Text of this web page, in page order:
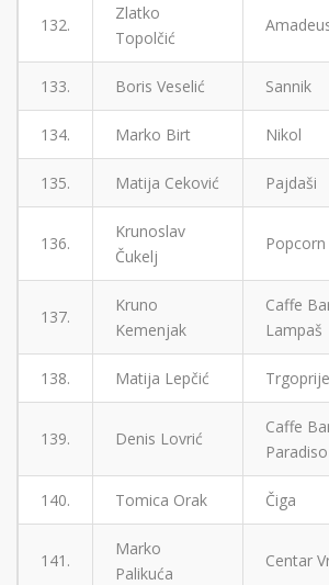
132.
Zlatko
Topolčić
133. Boris Veselić Sannik
134. Marko Birt Nikol
135. Matija Ceković Pajdaši
136.
Krunoslav
Čukelj
Popcorn
137.
Kruno
Kemenjak
Caffe
Lampaš
138. Matija Lepčić
139. Denis Lovrić
Caffe
Paradiso
140. Tomica Orak Čiga
141.
Marko
Palikuća
Centar